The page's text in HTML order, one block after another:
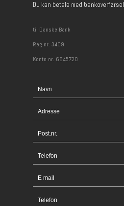
Du kan betale med bankoverførsel
til Danske Bank
​Reg nr. 3409
Konto nr. 6645720